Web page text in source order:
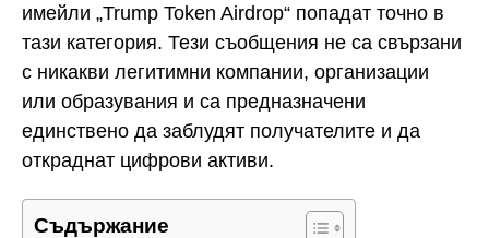
имейли „Trump Token Airdrop“ попадат точно в
тази категория. Тези съобщения не са свързани
с никакви легитимни компании, организации
или образувания и са предназначени
единствено да заблудят получателите и да
откраднат цифрови активи.
Съдържание